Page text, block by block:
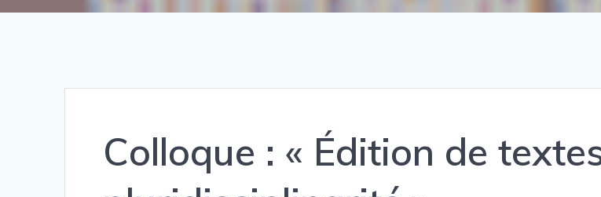
Colloque : « Édition de